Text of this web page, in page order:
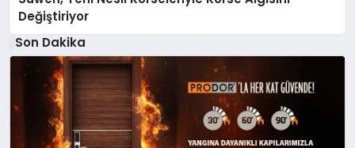
Değiştiriyor
Son Dakika